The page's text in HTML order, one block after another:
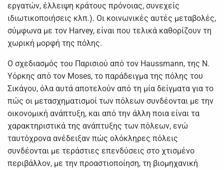
εργατών, έλλειψη κράτους πρόνοιας, συνεχείς
ιδιωτικοποιήσεις κλπ.). Οι κοινωνικές αυτές μεταβολές,
σύμφωνα με τον Harvey, είναι που τελικά καθορίζουν τη
χωρική μορφή της πόλης.
Ο σχεδιασμός του Παρισιού από τον Haussmann, της Ν.
Υόρκης από τον Moses, το παράδειγμα της πόλης του
Σικάγου, όλα αυτά αποτελούν από τη μία δείγματα για το
πώς οι μετασχηματισμοί των πόλεων συνδέονται με την
οικονομική ανάπτυξη, και από την άλλη ποια είναι τα
χαρακτηριστικά της ανάπτυξης των πόλεων, ενώ
ταυτόχρονα ανέδειξαν πώς ολόκληρες πόλεις
συνδέονται με τεράστιες επενδύσεις στο χτισμένο
περιβάλλον, με την προαστιοποίηση, τη βιομηχανική